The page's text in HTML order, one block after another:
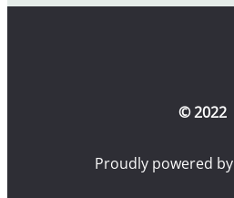
© 2022
Proudly powered by